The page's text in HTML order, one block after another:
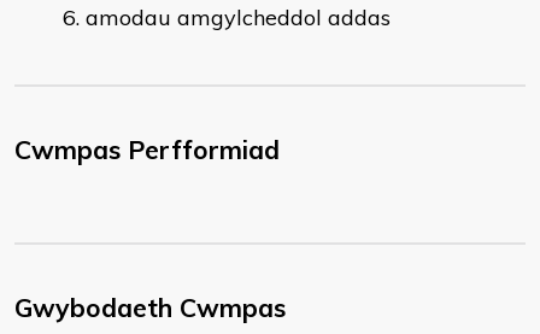
amodau amgylcheddol addas
Cwmpas Perfformiad
Gwybodaeth Cwmpas